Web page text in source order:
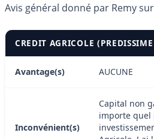
Avis général donné par Remysur
CREDIT AGRICOLE
Avantage(s) AUCUNE
Inconvénient(s)
Capital non
importe quel